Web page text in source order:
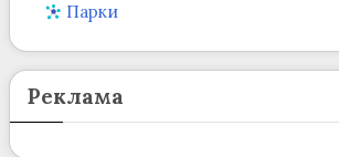
Парки
Реклама